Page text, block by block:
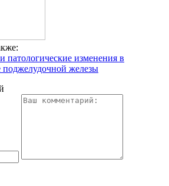
патологические изменения в
поджелудочной железы